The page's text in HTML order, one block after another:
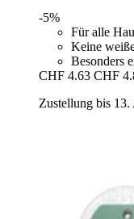
-5%
Für alle
Keine
Besonders
CHF 4.63 CHF
Zustellung bis 13.